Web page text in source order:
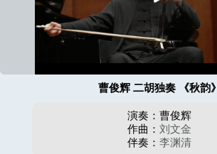
曹俊辉 二胡独奏 《秋韵》
演奏：曹俊辉
作曲： 刘文金
伴奏： 李渊清